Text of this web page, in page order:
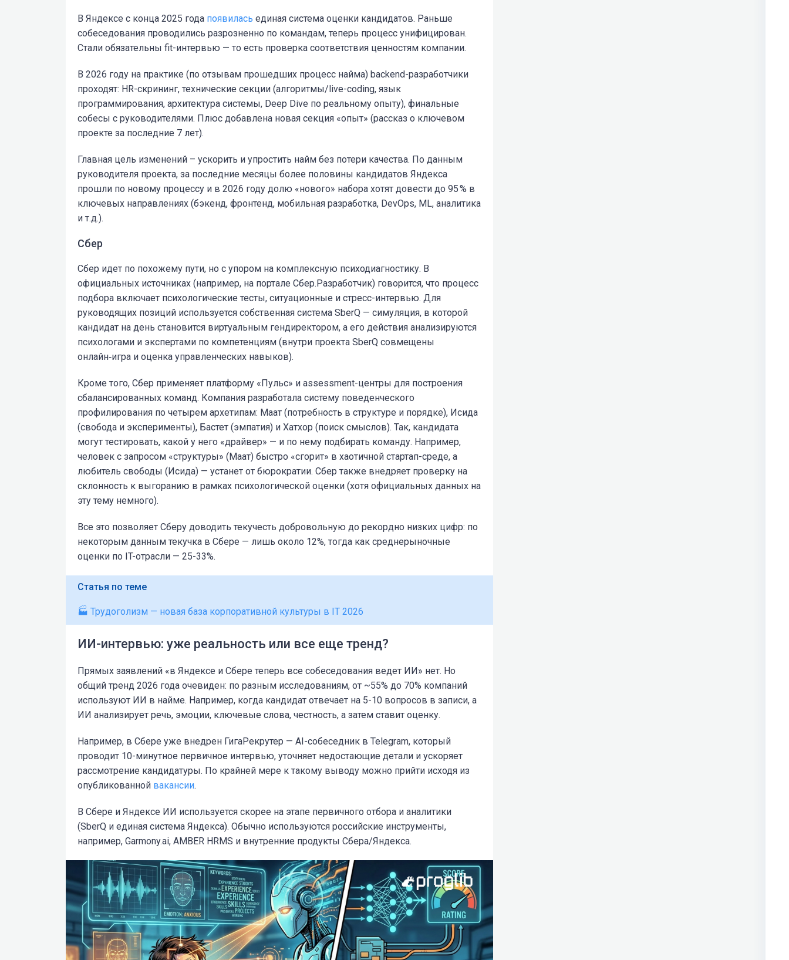
В Яндексе с конца 2025 года появилась единая система оценки кандидатов. Раньше
собеседования проводились разрозненно по командам, теперь процесс унифицирован.
Стали обязательны fit-интервью — то есть проверка соответствия ценностям компании.
В 2026 году на практике (по отзывам прошедших процесс найма) backend-разработчики
проходят: HR-скрининг, технические секции (алгоритмы/live-coding, язык
программирования, архитектура системы, Deep Dive по реальному опыту), финальные
собесы с руководителями. Плюс добавлена новая секция «опыт» (рассказ о ключевом
проекте за последние 7 лет).
Главная цель изменений – ускорить и упростить найм без потери качества. По данным
руководителя проекта, за последние месяцы более половины кандидатов Яндекса
прошли по новому процессу и в 2026 году долю «нового» набора хотят довести до 95 % в
ключевых направлениях (бэкенд, фронтенд, мобильная разработка, DevOps, ML, аналитика
и т.д.).
Сбер
Сбер идет по похожему пути, но с упором на комплексную психодиагностику. В
официальных источниках (например, на портале Сбер.Разработчик) говорится, что процесс
подбора включает психологические тесты, ситуационные и стресс-интервью. Для
руководящих позиций используется собственная система SberQ — симуляция, в которой
кандидат на день становится виртуальным гендиректором, а его действия анализируются
психологами и экспертами по компетенциям (внутри проекта SberQ совмещены
онлайн‑игра и оценка управленческих навыков).
Кроме того, Сбер применяет платформу «Пульс» и assessment-центры для построения
сбалансированных команд. Компания разработала систему поведенческого
профилирования по четырем архетипам: Маат (потребность в структуре и порядке), Исида
(свобода и эксперименты), Бастет (эмпатия) и Хатхор (поиск смыслов). Так, кандидата
могут тестировать, какой у него «драйвер» — и по нему подбирать команду. Например,
человек с запросом «структуры» (Маат) быстро «сгорит» в хаотичной стартап-среде, а
любитель свободы (Исида) — устанет от бюрократии. Сбер также внедряет проверку на
склонность к выгоранию в рамках психологической оценки (хотя официальных данных на
эту тему немного).
Все это позволяет Сберу доводить текучесть добровольную до рекордно низких цифр: по
некоторым данным текучка в Сбере — лишь около 12%, тогда как среднерыночные
оценки по IT-отрасли — 25-33%.
Статья по теме
🏭 Трудоголизм — новая база корпоративной культуры в IT 2026
ИИ-интервью: уже реальность или все еще тренд?
Прямых заявлений «в Яндексе и Сбере теперь все собеседования ведет ИИ» нет. Но
общий тренд 2026 года очевиден: по разным исследованиям, от ~55% до 70% компаний
используют ИИ в найме. Например, когда кандидат отвечает на 5-10 вопросов в записи, а
ИИ анализирует речь, эмоции, ключевые слова, честность, а затем ставит оценку.
Например, в Сбере уже внедрен ГигаРекрутер — AI-собеседник в Telegram, который
проводит 10-минутное первичное интервью, уточняет недостающие детали и ускоряет
рассмотрение кандидатуры. По крайней мере к такому выводу можно прийти исходя из
опубликованной вакансии.
В Сбере и Яндексе ИИ используется скорее на этапе первичного отбора и аналитики
(SberQ и единая система Яндекса). Обычно используются российские инструменты,
например, Garmony.ai, AMBER HRMS и внутренние продукты Сбера/Яндекса.